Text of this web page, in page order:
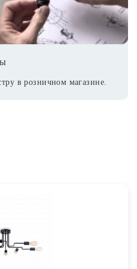
в розничном магазине.